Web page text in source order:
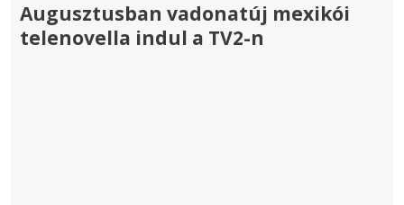
Augusztusban vadonatúj mexikói
telenovella indul a TV2-n